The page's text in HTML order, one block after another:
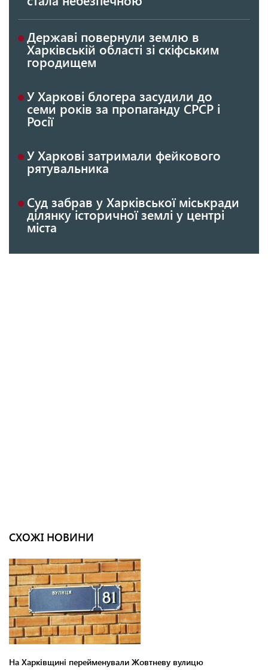
Державі повернули землю в
Харківській області зі скіфським
городищем
У Харкові блогера засудили до
семи років за пропаганду СРСР і
Росії
У Харкові затримали фейкового
рятувальника
Суд забрав у Харківської міськради
ділянку історичної землі у центрі
міста
СХОЖІ НОВИНИ
На Харківщині перейменували Жовтневу вулицю